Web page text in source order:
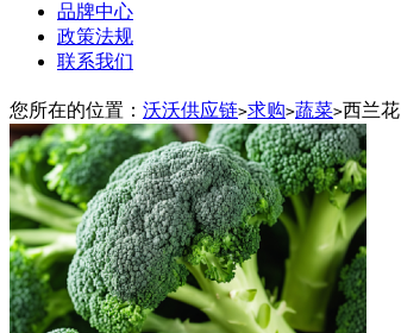
品牌中心
政策法规
联系我们
您所在的位置： 沃沃供应链>求购>蔬菜>西兰花